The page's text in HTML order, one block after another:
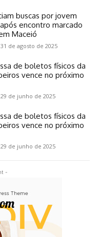
-
buscas por jovem
encontro marcado
Maceió
31 de agosto de 2025
de boletos físicos da
vence no próximo
29 de junho de 2025
de boletos físicos da
vence no próximo
29 de junho de 2025